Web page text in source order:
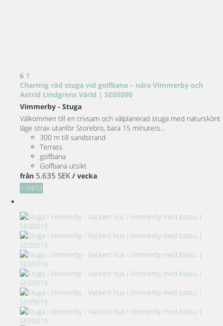
6 1
Charmig röd stuga vid golfbana – nära Vimmerby och
Astrid Lindgrens Värld | SE05090
Vimmerby - Stuga
Välkommen till en trivsam och välplanerad stuga med naturskönt
läge strax utanför Storebro, bara 15 minuters...
300 m till sandstrand
Terrass
golfbana
Golfbana utsikt
från 5.635 SEK / vecka
+ INFO